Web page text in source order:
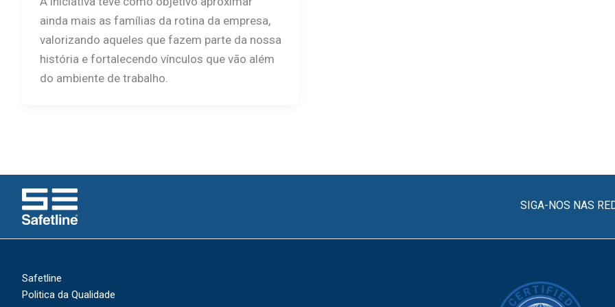
ainda mais as famílias da rotina da empresa,
valorizando aqueles que fazem parte da nossa
história e fortalecendo vínculos que vão além
do ambiente de trabalho.
SIGA-NOS NAS
Safetline
Politica da Qualidade